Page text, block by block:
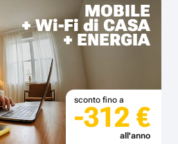
MOBILE
+ Wi-Fi di CASA
+ ENERGIA
sconto fino a
-312 €
all'anno